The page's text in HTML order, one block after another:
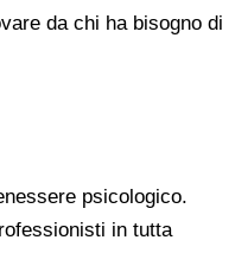
da chi ha bisogno di
psicologico.
in tutta